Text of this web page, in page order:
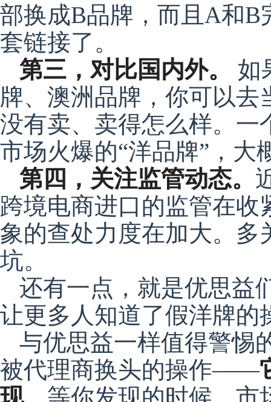
部换成B品牌，而且A和
套链接了。
第三，对比国内外。
如
牌、澳洲品牌，你可以
没有卖、卖得怎么样。一
市场火爆的“洋品牌”，大
第四，关注监管动态。
跨境电商进口的监管在收
象的查处力度在加大。多
坑。
还有一点，就是优思益
让更多人知道了假洋牌的
与优思益一样值得警惕
被代理商换头的操作——